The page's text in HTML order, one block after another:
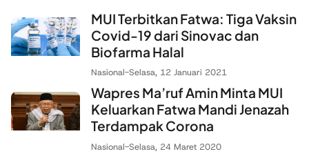
MUI Terbitkan Fatwa: Tiga Vaksin
Covid-19 dari Sinovac dan
Biofarma Halal
Nasional-Selasa, 12 Januari 2021
Wapres Ma’ruf Amin Minta MUI
Keluarkan Fatwa Mandi Jenazah
Terdampak Corona
Nasional-Selasa, 24 Maret 2020